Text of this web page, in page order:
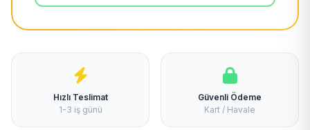
Hızlı Teslimat
1-3 iş günü
Güvenli Ödeme
Kart / Havale